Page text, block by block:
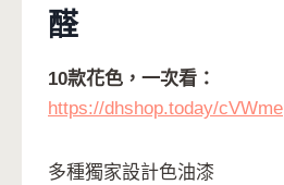
醛
10款花色，一次看：
https://dhshop.today/cVWme
多種獨家設計色油漆